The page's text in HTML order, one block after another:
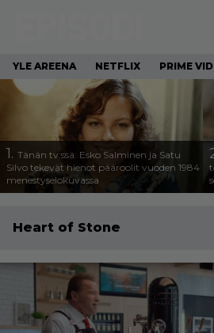
YLE AREENA NETFLIX PRIME
1. Tänän tv:ssä: Esko Salminen ja Satu
Silvo tekevät hienot pääroolit vuoden 1984
menestyselokuvassa
Heart of Stone